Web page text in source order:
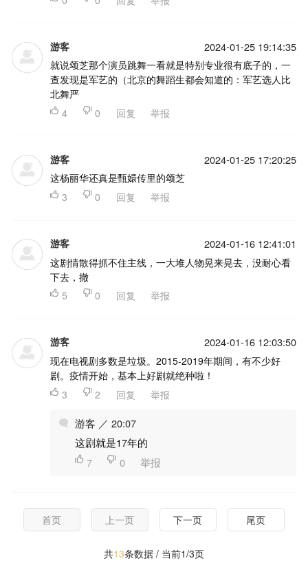
游客 2024-01-25 19:14:35
就说颂芝那个演员跳舞一看就是特别专业很有底子的，一
查发现是军艺的（北京的舞蹈生都会知道的：军艺选人比
北舞严
 4  0 回复 举报
游客 2024-01-25 17:20:25
这杨丽华还真是甄嬛传里的颂芝
 3  0 回复 举报
游客 2024-01-16 12:41:01
这剧情散得抓不住主线，一大堆人物晃来晃去，没耐心看
下去，撤
 5  0 回复 举报
游客 2024-01-16 12:03:50
现在电视剧多数是垃圾。2015-2019年期间，有不少好
剧。疫情开始，基本上好剧就绝种啦！
 3  2 回复 举报
游客 ／ 20:07
这剧就是17年的
 7  0 举报
首页 上一页 下一页 尾页
共13条数据 / 当前1/3页